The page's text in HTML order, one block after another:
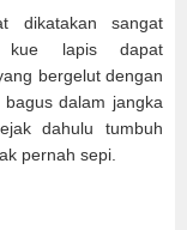
dikatakan sangat
kue lapis dapat
bergelut dengan
dalam jangka
dahulu tumbuh
pernah sepi.